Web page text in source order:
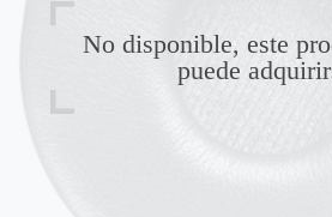
No disponible, este
puede